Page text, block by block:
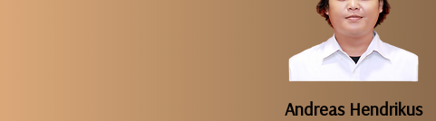
Andreas Hendrikus